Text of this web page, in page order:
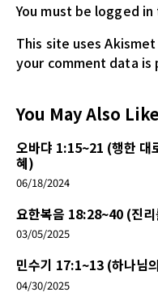
You must be logged in
This site uses
your comment data is
You May Also Like
오바댜 1:15~21 (행한 대
혜)
06/18/2024
요한복음 18:28~40 (진
03/05/2025
민수기 17:1~13 (하나님
04/30/2025